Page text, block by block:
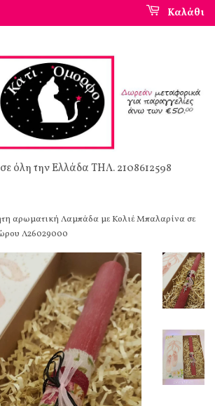
Καλάθι
όλη την Ελλάδα ΤΗΛ. 2108612598
αρωματική Λαμπάδα με Κολιέ Μπαλαρίνα σε
Λ26029000